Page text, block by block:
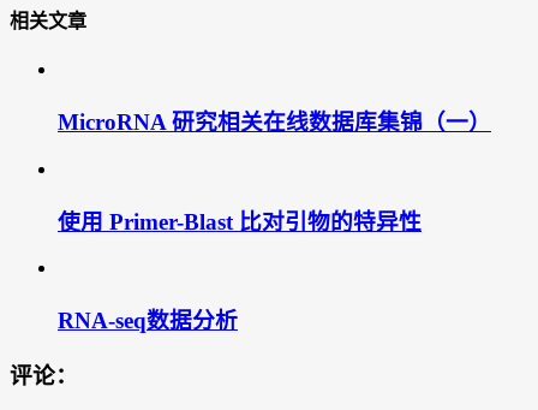
相关文章
MicroRNA 研究相关在线数据库集锦（一）
使用 Primer-Blast 比对引物的特异性
RNA-seq数据分析
评论：